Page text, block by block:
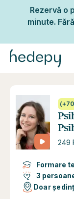
Rezervă o
minute.
249
Formare
3
Doar